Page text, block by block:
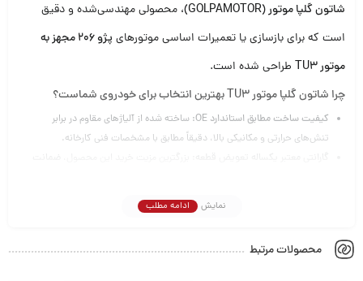
شاتون گلپا موتور (GOLPAMOTOR)
، محصولی مهندسی‌شده و دقیق
است که برای بازسازی یا تعمیرات اساسی موتورهای
پژو 206 مجهز به
موتور TU3
طراحی شده است.
چرا شاتون گلپا موتور TU3 بهترین انتخاب برای خودروی شماست؟
کیفیت ساخت مطابق استاندارد OE:
ساخته شده از آلیاژهای مقاوم در برابر
تنش‌های حرارتی و مکانیکی بالا، دقیقاً مطابق با مشخصات فنی کارخانه.
طراحی شده به طور اختصاصی برای موتور
استحکام بالا در برابر فشار:ایده‌آل برای شرایط رانندگی سخت و استفاده
نمایش ادامه مطلب
محصولات مرتبط